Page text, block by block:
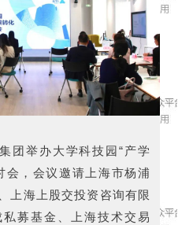
团举办大学科技园“产学
会，会议邀请上海市杨浦
上海上股交投资咨询有限
募基金、上海技术交易